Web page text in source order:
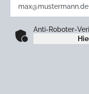
Anti-Roboter-